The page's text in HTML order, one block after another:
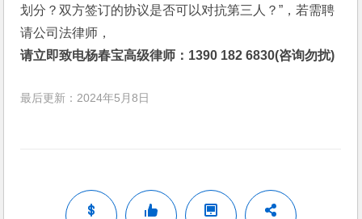
划分？双方签订的协议是否可以对抗第三人？”，若需聘
请公司法律师，
请立即致电杨春宝高级律师：1390 182 6830(咨询勿扰)
最后更新：2024年5月8日